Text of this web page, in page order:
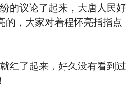
议论了起来，大唐人民好
的，大家对着程怀亮指指点
了起来，好久没有看到过